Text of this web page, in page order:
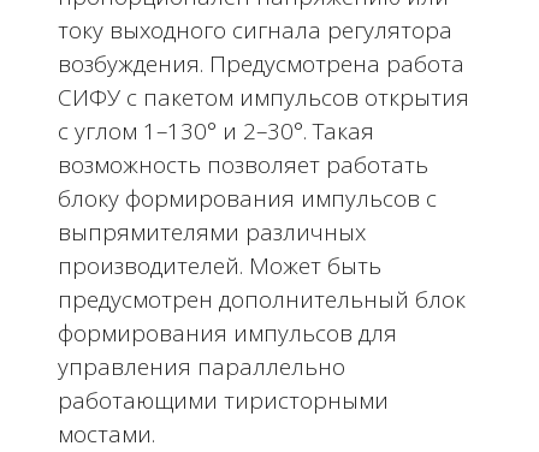
току выходного сигнала регулятора
возбуждения. Предусмотрена работа
СИФУ с пакетом импульсов открытия
с углом 1–130° и 2–30°. Такая
возможность позволяет работать
блоку формирования импульсов с
выпрямителями различных
производителей. Может быть
предусмотрен дополнительный блок
формирования импульсов для
управления параллельно
работающими тиристорными
мостами.